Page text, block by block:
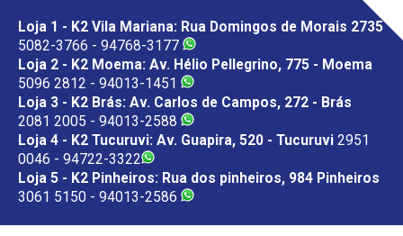
Loja 1 - K2 Vila Mariana: Rua Domingos de Morais 2735
5082-3766 - 94768-3177
Loja 2 - K2 Moema: Av. Hélio Pellegrino, 775 - Moema
5096 2812 - 94013-1451
Loja 3 - K2 Brás: Av. Carlos de Campos, 272 - Brás
2081 2005 - 94013-2588
Loja 4 - K2 Tucuruvi: Av. Guapira, 520 - Tucuruvi 2951
0046 - 94722-3322
Loja 5 - K2 Pinheiros: Rua dos pinheiros, 984 Pinheiros
3061 5150 - 94013-2586